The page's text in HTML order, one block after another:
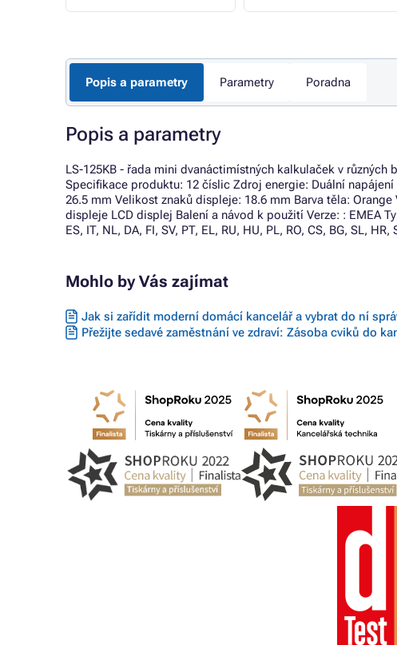
Popis a parametry Parametry Poradna
Popis a parametry
LS-125KB - řada mini dvanáctimístných kalkulaček v
Specifikace produktu: 12 číslic Zdroj energie: Duální
26.5 mm Velikost znaků displeje: 18.6 mm Barva těla:
displeje LCD displej Balení a návod k použití Verze: : EMEA
ES, IT, NL, DA, FI, SV, PT, EL, RU, HU, PL, RO, CS, BG, SL, HR,
Mohlo by Vás zajímat
Jak si zařídit moderní domácí kancelář a vybrat do ní
Přežijte sedavé zaměstnání ve zdraví: Zásoba cviků do